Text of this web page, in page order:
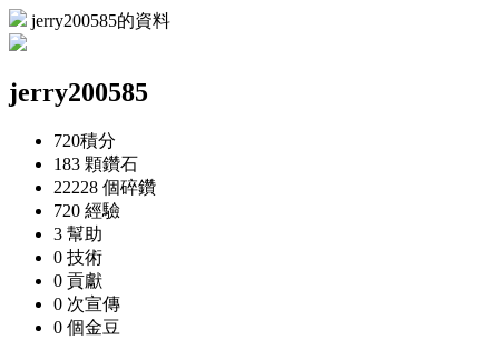
jerry200585的資料
jerry200585
720積分
183 顆鑽石
22228 個碎鑽
720 經驗
3 幫助
0 技術
0 貢獻
0 次宣傳
0 個金豆